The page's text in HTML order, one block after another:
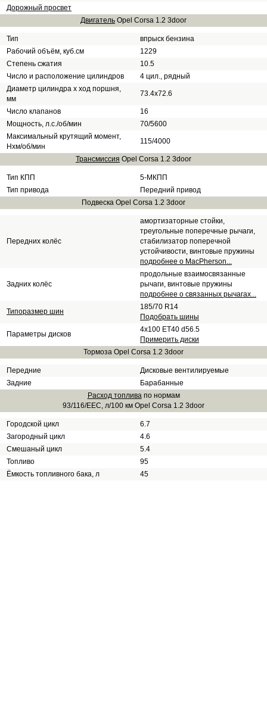
Дорожный просвет
Двигатель Opel Corsa 1.2 3door
Тип
впрыск бензина
Рабочий объём, куб.см
1229
Степень сжатия
10.5
Число и расположение цилиндров
4 цил., рядный
Диаметр цилиндра х ход поршня,
мм
73.4x72.6
Число клапанов
16
Мощность, л.с./об/мин
70/5600
Максимальный крутящий момент,
Нхм/об/мин
115/4000
Трансмиссия Opel Corsa 1.2 3door
Тип КПП
5-МКПП
Тип привода
Передний привод
Подвеска Opel Corsa 1.2 3door
Передних колёс
амортизаторные стойки,
треугольные поперечные рычаги,
стабилизатор поперечной
устойчивости, винтовые пружины
подробнее о MacPherson...
Задних колёс
продольные взаимосвязанные
рычаги, винтовые пружины
подробнее о связанных рычагах...
Типоразмер шин
185/70 R14
Подобрать шины
Параметры дисков
4x100 ET40 d56.5
Примерить диски
Тормоза Opel Corsa 1.2 3door
Передние
Дисковые вентилируемые
Задние
Барабанные
Расход топливапо нормам
93/116/EEC, л/100 км Opel Corsa 1.2 3door
Городской цикл
6.7
Загородный цикл
4.6
Смешаный цикл
5.4
Топливо
95
Ёмкость топливного бака, л
45